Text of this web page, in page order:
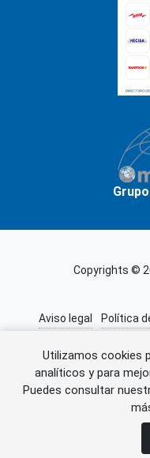
Utilizamos cookies
analíticos y para
Puedes consultarError al
Copyrights ©
Aviso legal Política